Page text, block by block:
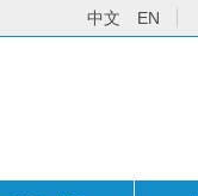
中文 EN